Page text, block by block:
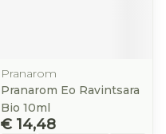
Pranarom
Pranarom Eo Ravintsara
Bio 10ml
€ 14,48